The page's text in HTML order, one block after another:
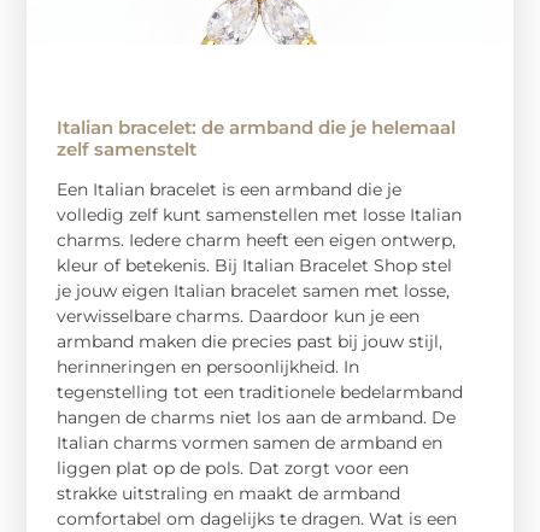
Italian bracelet: de armband die je helemaal
zelf samenstelt
Een Italian bracelet is een armband die je
volledig zelf kunt samenstellen met losse Italian
charms. Iedere charm heeft een eigen ontwerp,
kleur of betekenis. Bij Italian Bracelet Shop stel
je jouw eigen Italian bracelet samen met losse,
verwisselbare charms. Daardoor kun je een
armband maken die precies past bij jouw stijl,
herinneringen en persoonlijkheid. In
tegenstelling tot een traditionele bedelarmband
hangen de charms niet los aan de armband. De
Italian charms vormen samen de armband en
liggen plat op de pols. Dat zorgt voor een
strakke uitstraling en maakt de armband
comfortabel om dagelijks te dragen. Wat is een